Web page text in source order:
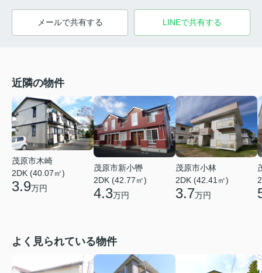
メールで共有する LINEで共有する
近隣の物件
茂原市木崎
2DK (40.07㎡)
3.9万円
茂原市新小轡
2DK (42.77㎡)
4.3万円
茂原市小林
2DK (42.41㎡)
3.7万円
よく見られている物件